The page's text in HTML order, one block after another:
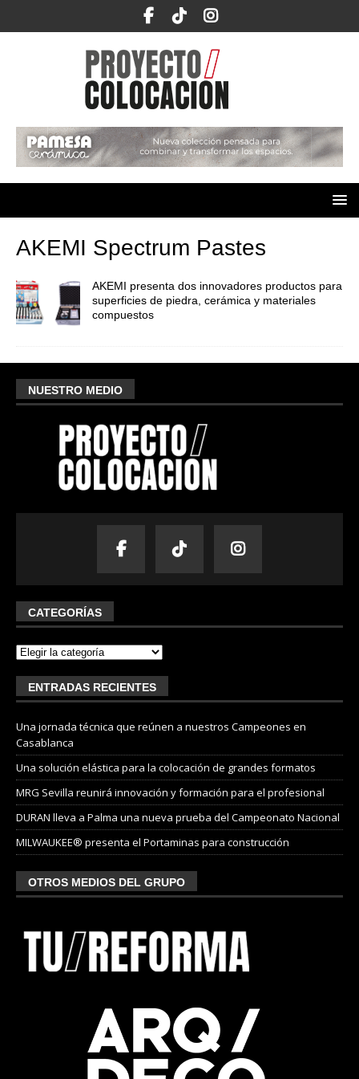
AKEMI Spectrum Pastes
AKEMI presenta dos innovadores productos para
superficies de piedra, cerámica y materiales
compuestos
NUESTRO MEDIO
CATEGORÍAS
ENTRADAS RECIENTES
Una jornada técnica que reúnen a nuestros Campeones en
Casablanca
Una solución elástica para la colocación de grandes formatos
MRG Sevilla reunirá innovación y formación para el profesional
DURAN lleva a Palma una nueva prueba del Campeonato Nacional
MILWAUKEE® presenta el Portaminas para construcción
OTROS MEDIOS DEL GRUPO